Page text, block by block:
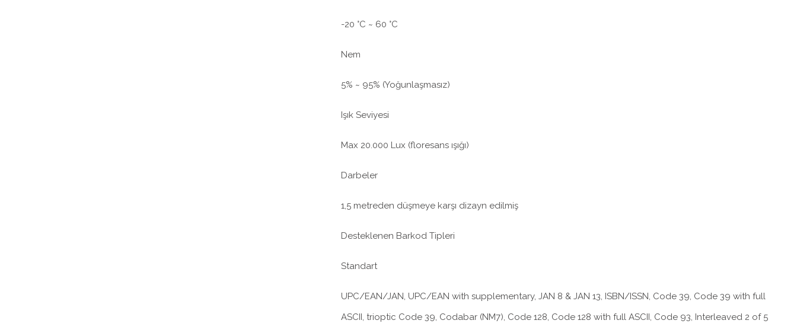
-20 °C ~ 60 °C
Nem
5% ~ 95% (Yoğunlaşmasız)
Işık Seviyesi
Max 20.000 Lux (floresans ışığı)
Darbeler
1,5 metreden düşmeye karşı dizayn edilmiş
Desteklenen Barkod Tipleri
Standart
UPC/EAN/JAN, UPC/EAN with supplementary, JAN 8 & JAN 13, ISBN/ISSN, Code 39, Code 39 with full
ASCII, trioptic Code 39, Codabar (NM7), Code 128, Code 128 with full ASCII, Code 93, Interleaved 2 of 5